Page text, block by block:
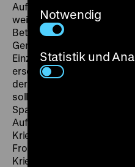
Aufwendige
weisen darauf hin, dass
Beträge als
Gemeinschaftswohl
Einzelnen mit Gewinn
erscheint als eine zu
der Filme wie
sollten. Im Ersten und
Sparbereitschaft der
Aufrüstung und Militär zu
Kriegsanleihefilme direkt
Front geworben, ging der
Kriegsfinanzierung“ über.
Notwendig
Statistik und